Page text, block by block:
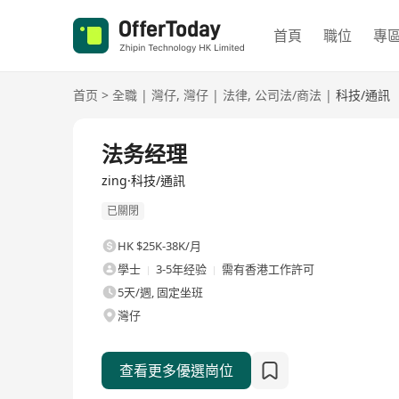
首頁 職位 專
首页 > 全職 | 灣仔, 灣仔 | 法律, 公司法/商法 | 科技/通訊
法务经理
zing·科技/通訊
已關閉
HK $25K-38K/月
學士
3-5年经验
需有香港工作許可
5天/週, 固定坐班
灣仔
查看更多優選崗位